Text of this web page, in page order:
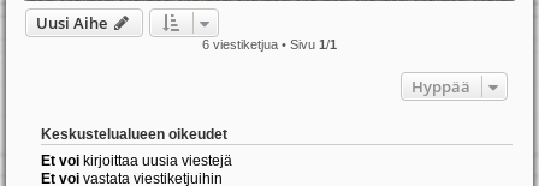
Uusi Aihe
6 viestiketjua • Sivu 1/1
Hyppää
Keskustelualueen oikeudet
Et voi kirjoittaa uusia viestejä
Et voi vastata viestiketjuihin